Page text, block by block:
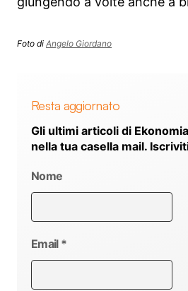
Foto di Angelo Giordano
Resta aggiornato
Gli ultimi articoli di
nella tua casella mail.
Nome
Email *